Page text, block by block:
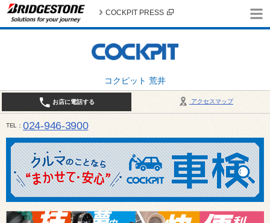
コクピット 荒井
COCKPIT PRESS
アクセスマップ
お店に電話する
TEL 024-946-3900
平日 9:30～19:00 日・祝日 9:30～18:00 / 定休日：毎週火曜日・繁忙期（4月・12月）を除
ご確認ください。